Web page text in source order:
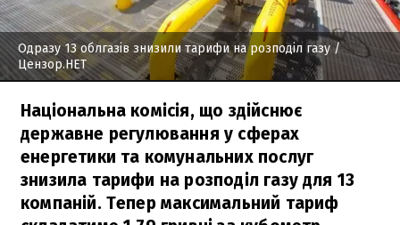
Одразу 13 облгазів знизили тарифи на розподіл газу /
Цензор.НЕТ
Національна комісія, що здійснює
державне регулювання у сферах
енергетики та комунальних послуг
знизила тарифи на розподіл газу для 13
компаній. Тепер максимальний тариф